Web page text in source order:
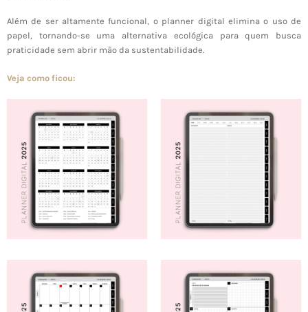
Além de ser altamente funcional, o planner digital elimina o uso de
papel, tornando-se uma alternativa ecológica para quem busca
praticidade sem abrir mão da sustentabilidade.
Veja como ficou: